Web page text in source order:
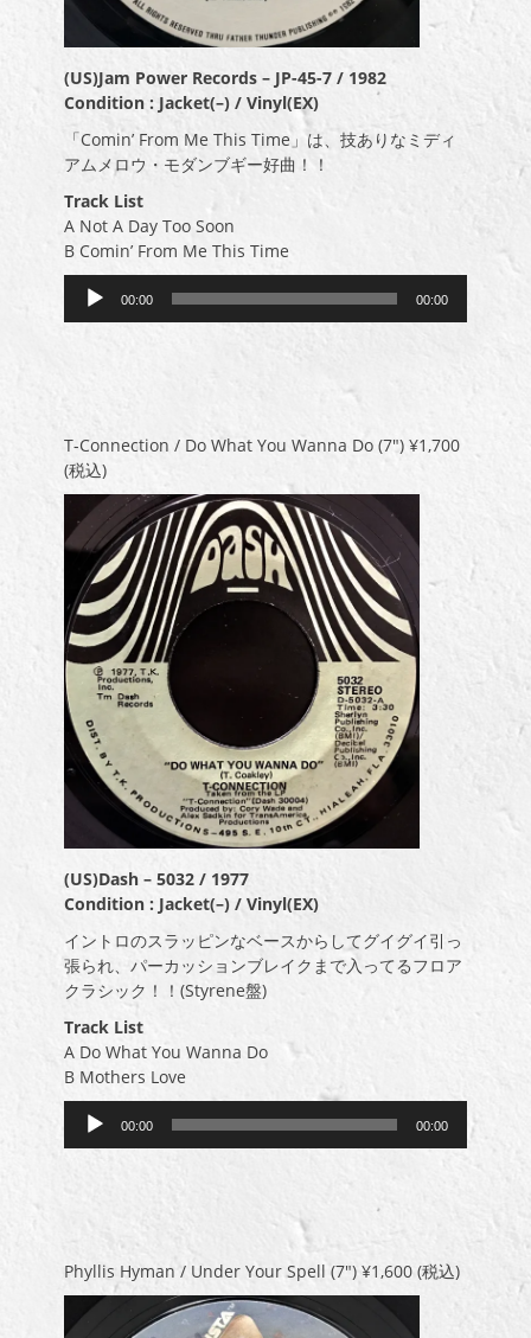
(US)Jam Power Records ‎– JP-45-7 / 1982
Condition : Jacket(–) / Vinyl(EX)
「Comin’ From Me This Time」は、技ありなミディ
アムメロウ・モダンブギー好曲！！
Track List
A Not A Day Too Soon
B Comin’ From Me This Time
ー
00:00 00:00
T-Connection / Do What You Wanna Do (7″) ¥1,700
(税込)
(US)Dash ‎– 5032 / 1977
Condition : Jacket(–) / Vinyl(EX)
イントロのスラッピンなベースからしてグイグイ引っ
張られ、パーカッションブレイクまで入ってるフロア
クラシック！！(Styrene盤)
Track List
A Do What You Wanna Do
B Mothers Love
ー
00:00 00:00
Phyllis Hyman / Under Your Spell (7″) ¥1,600 (税込)